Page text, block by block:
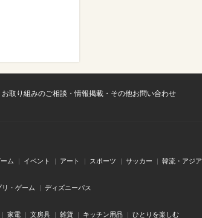
お取り組みのご相談・情報掲載・その他お問い合わせ
ム イベント アート スポーツ サッカー 韓流・アジア
リ・ゲーム ディズニーパス
家電 文房具 雑貨 キッチン用品 ひとりを楽しむ